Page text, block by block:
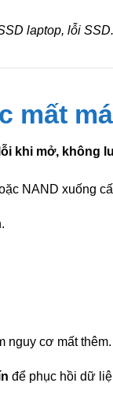
laptop, lỗi SSD.
mất
khi mở, không
NAND xuống
nguy cơ mất thêm.
để phục hồi dữ